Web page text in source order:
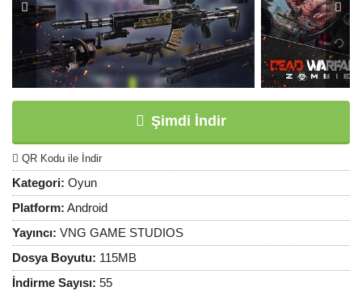
Şimdi İndir
QR Kodu ile İndir
Kategori: Oyun
Platform: Android
Yayıncı: VNG GAME STUDIOS
Dosya Boyutu: 115MB
İndirme Sayısı: 55